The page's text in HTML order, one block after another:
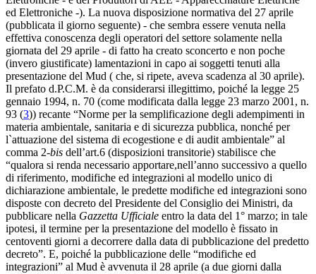
ed Elettroniche -). La nuova disposizione normativa del 27 aprile
(pubblicata il giorno seguente) - che sembra essere venuta nella
effettiva conoscenza degli operatori del settore solamente nella
giornata del 29 aprile - di fatto ha creato sconcerto e non poche
(invero giustificate) lamentazioni in capo ai soggetti tenuti alla
presentazione del Mud ( che, si ripete, aveva scadenza al 30 aprile).
Il prefato d.P.C.M. è da considerarsi illegittimo, poiché la legge 25
gennaio 1994, n. 70 (come modificata dalla legge 23 marzo 2001, n.
93 (3)) recante “Norme per la semplificazione degli adempimenti in
materia ambientale, sanitaria e di sicurezza pubblica, nonché per
l`attuazione del sistema di ecogestione e di audit ambientale” al
comma 2-bis dell’art.6 (disposizioni transitorie) stabilisce che
“qualora si renda necessario apportare,nell’anno successivo a quello
di riferimento, modifiche ed integrazioni al modello unico di
dichiarazione ambientale, le predette modifiche ed integrazioni sono
disposte con decreto del Presidente del Consiglio dei Ministri, da
pubblicare nella Gazzetta Ufficiale entro la data del 1° marzo; in tale
ipotesi, il termine per la presentazione del modello è fissato in
centoventi giorni a decorrere dalla data di pubblicazione del predetto
decreto”. E, poiché la pubblicazione delle “modifiche ed
integrazioni” al Mud è avvenuta il 28 aprile (a due giorni dalla